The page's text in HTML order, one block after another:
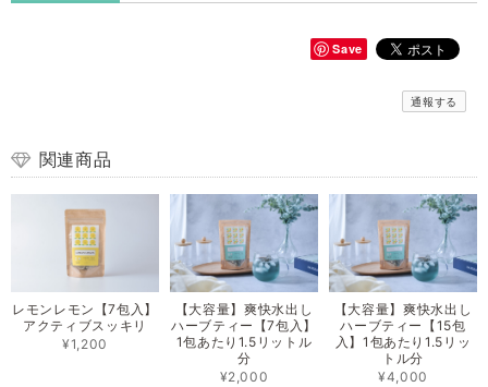
Save
通報する
関連商品
レモンレモン【7包入】
アクティブスッキリ
¥1,200
【大容量】爽快水出し
ハーブティー【7包入】
1包あたり1.5リットル
分
¥2,000
【大容量】爽快水出し
ハーブティー【15包
入】1包あたり1.5リッ
トル分
¥4,000